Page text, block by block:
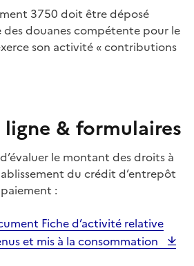
3750 doit être déposé
des douanes compétente pour le
son activité «contributions
ligne & formulaires
le montant des droits à
du crédit d’entrepôt
:
Fiche d’activité relative
et mis à la consommation